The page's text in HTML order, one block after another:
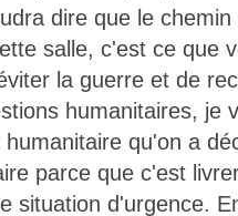
dire que le
salle, c'est ce que
la guerre et de
humanitaires, je
qu'on a
parce que c'est
situation d'urgence.